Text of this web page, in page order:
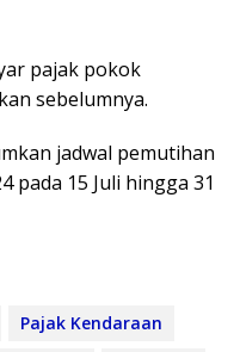
pajak pokok
sebelumnya.
jadwal pemutihan
pada 15 Juli hingga 31
Pajak Kendaraan